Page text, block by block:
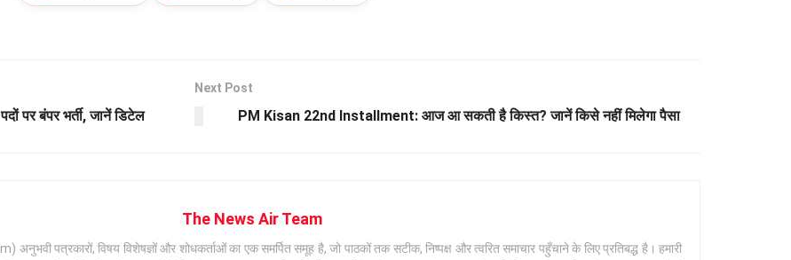
पर बंपर भर्ती, जानें डिटेल
Next Post
PM Kisan 22nd Installment: आज आ सकती है किस्त? जानें किसे नहीं मिलेगा पैसा
The News Air Team
पत्रकारों, विषय विशेषज्ञों और शोधकर्ताओं का एक समर्पित समूह है, जो पाठकों तक सटीक, निष्पक्ष और त्वरित समाचार पहुँचाने के लिए प्रतिबद्ध है। हमारी